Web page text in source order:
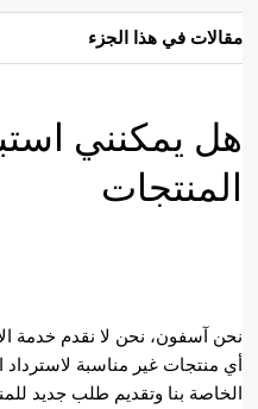
مقالات في هذا الجزء
هل يمكنني
المنتجات
نحن آسفون، نحن لا نقدم خدمة
أي منتجات غير مناسبة لاسترداد
الخاصة بنا وتقديم طلب جديد